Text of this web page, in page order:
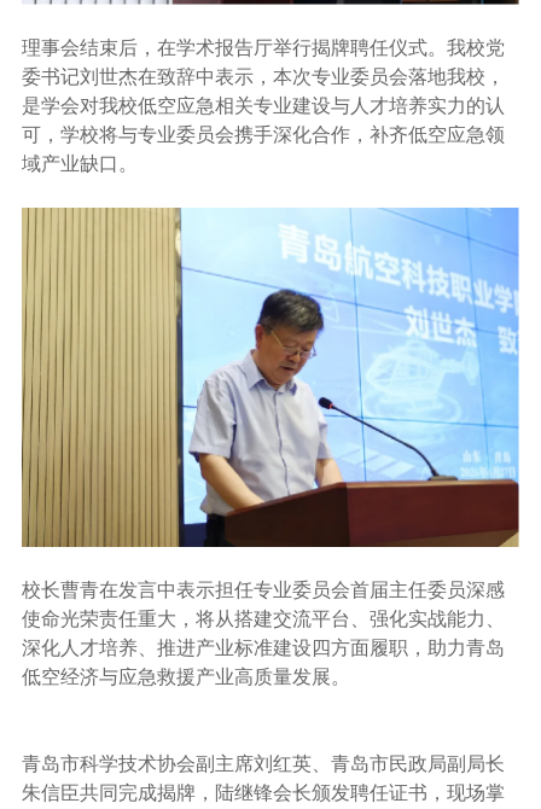
理事会结束后，在学术报告厅举行揭牌聘任仪式。我校党
委书记刘世杰在致辞中表示，本次专业委员会落地我校，
是学会对我校低空应急相关专业建设与人才培养实力的认
可，学校将与专业委员会携手深化合作，补齐低空应急领
域产业缺口。
校长曹青在发言中表示担任专业委员会首届主任委员深感
使命光荣责任重大，将从搭建交流平台、强化实战能力、
深化人才培养、推进产业标准建设四方面履职，助力青岛
低空经济与应急救援产业高质量发展。
青岛市科学技术协会副主席刘红英、青岛市民政局副局长
朱信臣共同完成揭牌，陆继锋会长颁发聘任证书，现场掌